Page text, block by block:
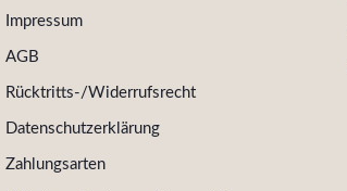
Impressum
AGB
Rücktritts-/Widerrufsrecht
Datenschutzerklärung
Zahlungsarten